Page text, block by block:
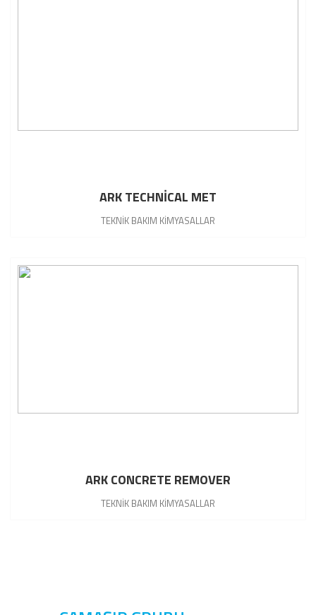
ARK TECHNİCAL MET
TEKNİK BAKIM KİMYASALLAR
ARK CONCRETE REMOVER
TEKNİK BAKIM KİMYASALLAR